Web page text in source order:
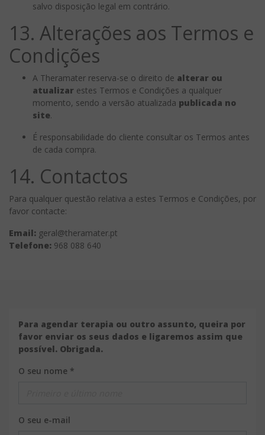
salvo disposição legal em contrário.
13. Alterações aos Termos e
Condições
A Theramater reserva-se o direito de alterar ou
atualizar estes Termos e Condições a qualquer
momento, sendo a versão atualizada publicada no
site.
É responsabilidade do cliente consultar os Termos antes
de cada compra.
14. Contactos
Para qualquer questão relativa a estes Termos e Condições, por
favor contacte:
Email: geral@theramater.pt
Telefone: 968 088 640
Para agendar terapia ou outro assunto, queira por
favor enviar os seus dados e ligaremos assim que
possível. Obrigada.
O seu nome *
O seu e-mail